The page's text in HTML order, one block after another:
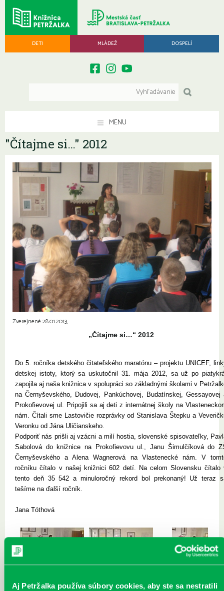
Aj Petržalka používa súbory cookies, aby ste sa nestratili
DETI MLÁDEŽ DOSPELÍ
MENU
"Čítajme si…" 2012
Zverejnené 28.01.2013,
„Čítajme si…“ 2012
Do 5. ročníka detského čitateľského maratónu – projektu UNICEF,
detskej istoty, ktorý sa uskutočnil 31. mája 2012, sa už po
zapojila aj naša knižnica v spolupráci so základnými školami v
na Černyševského, Dudovej, Pankúchovej, Budatínskej, Gessayovej
Prokofievovej ul. Pripojili sa aj deti z internátnej školy na
nám. Čítali sme Lastovičie rozprávky od Stanislava Štepku a
Veronku od Jána Uličianskeho.
Podporiť nás prišli aj vzácni a milí hostia, slovenské spisovateľky,
Sabolová do knižnice na Prokofievovu ul., Janu Šimulčíková do
Černyševského a Alena Wagnerová na Vlastenecké nám. V
ročníku čítalo v našej knižnici 602 detí. Na celom Slovensku čítalo
tento deň 35 542 a minuloročný rekord bol prekonaný! Už teraz
tešíme na ďalší ročník.
Jana Tóthová
citajme-01.JPG citajme-02.JPG citajme-03.JPG